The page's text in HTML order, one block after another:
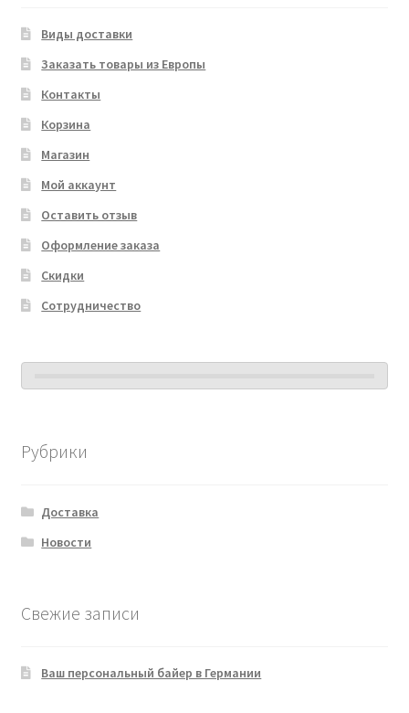
Виды доставки
Заказать товары из Европы
Контакты
Корзина
Магазин
Мой аккаунт
Оставить отзыв
Оформление заказа
Скидки
Сотрудничество
Рубрики
Доставка
Новости
Свежие записи
Ваш персональный байер в Германии